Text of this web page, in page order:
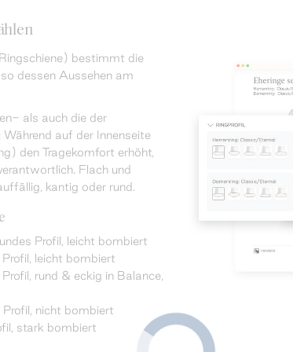
bestimmt die
dessen Aussehen am
als auch die der
auf der Innenseite
den Tragekomfort erhöht,
Flach und
kantig oder rund.
Profil, leicht bombiert
leicht bombiert
rund & eckig in Balance,
nicht bombiert
stark bombiert